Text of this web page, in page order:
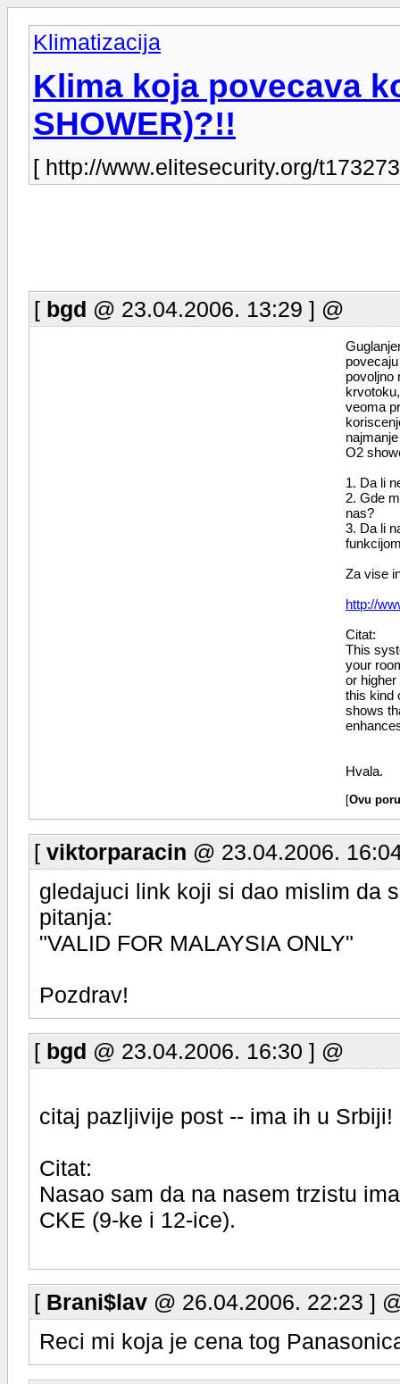
Klimatizacija
Klima koja povecava
SHOWER)?!!
[ http://www.elitesecurity.org/
[ bgd @ 23.04.2006. 13:29 ] @
povoljno
veoma
O2
1. Da li
2. Gde
nas?
3. Da li
Za vise
http://
Citat:
This
your
or
this kind
shows
Hvala.
Ovu
[ viktorparacin @ 23.04.2006.
gledajuci link koji si dao mislim da
pitanja:
"VALID FOR MALAYSIA ONLY"
Pozdrav!
[ bgd @ 23.04.2006. 16:30 ] @
citaj pazljivije post -- ima ih u Srbiji!
Citat:
Nasao sam da na nasem trzistu
CKE (9-ke i 12-ice).
[ Brani$lav @ 26.04.2006. 22:23 ]
Reci mi koja je cena tog